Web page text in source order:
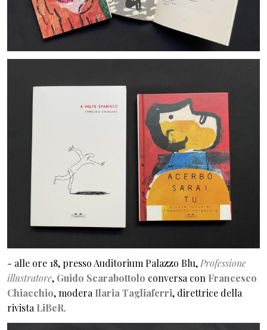
- alle ore 18, presso Auditorium Palazzo Blu,Professione
illustratore, Guido Scarabottolo conversa con Francesco
Chiacchio, modera Ilaria Tagliaferri, direttrice della
rivistaLiBeR.